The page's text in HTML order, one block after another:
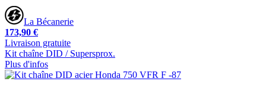
La Bécanerie
173,90 €
Livraison gratuite
Kit chaîne DID / Supersprox.
Plus d'infos